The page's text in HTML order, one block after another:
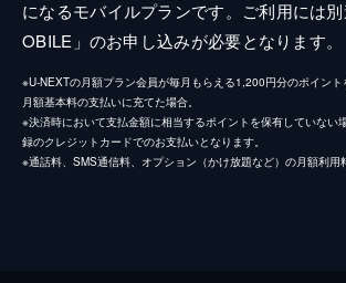
になるモバイルプランです。ご利用には
OBILE」のお申し込みが必要となります。
※U-NEXTの月額プラン会員が毎月もらえる1,200円分のポイン
月額基本料の支払いに充てた場合。
※決済時において支払金額に相当するポイントを保有していない
録のクレジットカードでのお支払いとなります。
※通話料、SMS通信料、オプション（かけ放題など）の月額利用